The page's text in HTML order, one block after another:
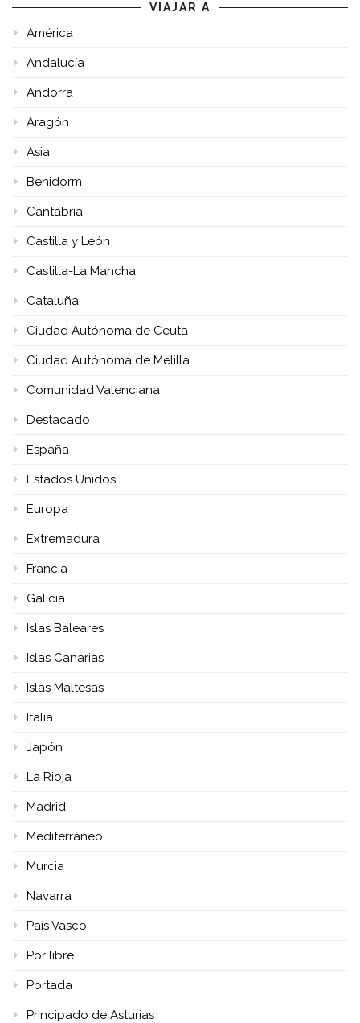
VIAJAR A
América
Andalucía
Andorra
Aragón
Asia
Benidorm
Cantabria
Castilla y León
Castilla-La Mancha
Cataluña
Ciudad Autónoma de Ceuta
Ciudad Autónoma de Melilla
Comunidad Valenciana
Destacado
España
Estados Unidos
Europa
Extremadura
Francia
Galicia
Islas Baleares
Islas Canarias
Islas Maltesas
Italia
Japón
La Rioja
Madrid
Mediterráneo
Murcia
Navarra
País Vasco
Por libre
Portada
Principado de Asturias